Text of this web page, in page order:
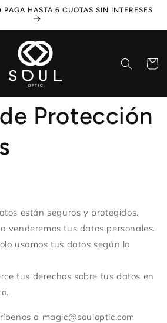
HASTA 6 CUOTAS SIN INTERESES
Carrito
Protección
están seguros y protegidos.
venderemos tus datos personales.
usamos tus datos según lo
tus derechos sobre tus datos en
a magic@souloptic.com